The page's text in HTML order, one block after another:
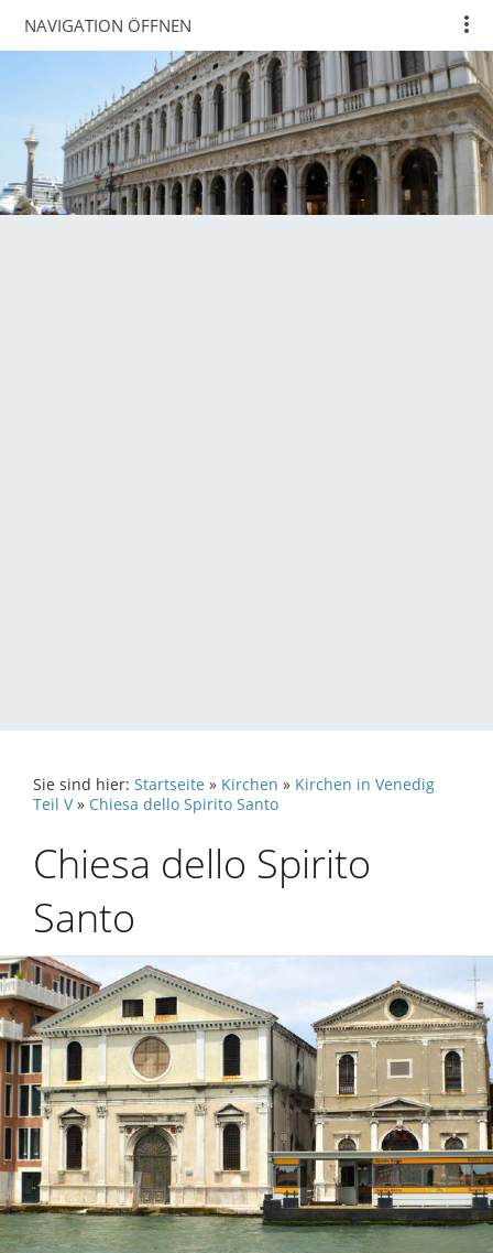
NAVIGATION ÖFFNEN
Sie sind hier: Startseite » Kirchen » Kirchen in Venedig
Teil V» Chiesa dello Spirito Santo
Chiesa dello Spirito
Santo